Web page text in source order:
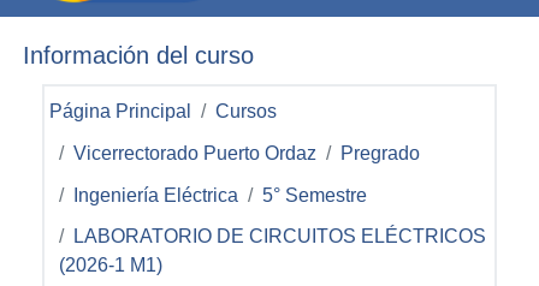
Información del curso
Página Principal Cursos
Vicerrectorado Puerto Ordaz Pregrado
Ingeniería Eléctrica 5° Semestre
LABORATORIO DE CIRCUITOS ELÉCTRICOS
(2026-1 M1)